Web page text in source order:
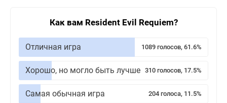
Как вам Resident Evil Requiem?
Отличная игра 1089 голосов, 61.6%
Хорошо, но могло быть лучше 310 голосов, 17.5%
Самая обычная игра 204 голоса, 11.5%